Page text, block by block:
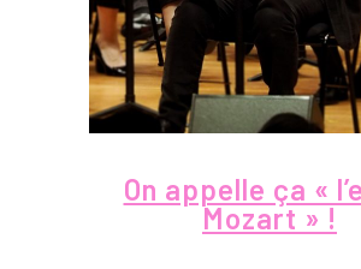
On appelle ça «
Mozart » !